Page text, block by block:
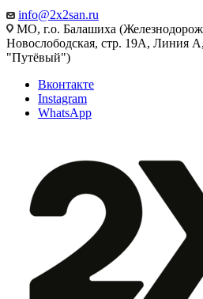
info@2x2san.ru
МО, г.о. Балашиха
Новослободская, стр. 19А, Линия
"Путёвый")
Вконтакте
Instagram
WhatsApp